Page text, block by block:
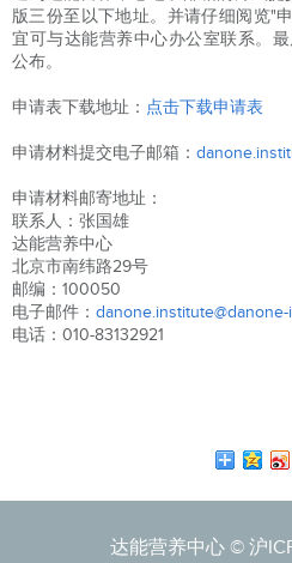
版三份至以下地址。并请仔细阅览"
宜可与达能营养中心办公室联系。最
公布。
申请表下载地址： 点击下载申请表
申请材料提交电子邮箱：
申请材料邮寄地址：
联系人：张国雄
达能营养中心
北京市南纬路29号
邮编：100050
电子邮件：
电话：010-83132921
达能营养中心 © 沪